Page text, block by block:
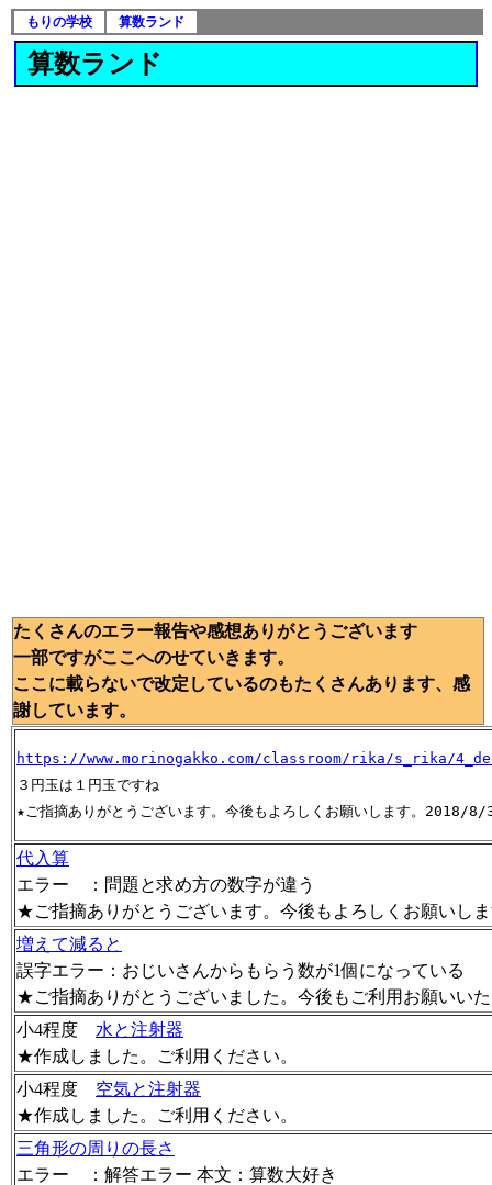
もりの学校 算数ランド
算数ランド
たくさんのエラー報告や感想ありがとうございます
一部ですがここへのせていきます。
ここに載らないで改定しているのもたくさんあります、感
謝しています。
https://www.morinogakko.com/classroom/rika/s_rika/
３円玉は１円玉ですね
★ご指摘ありがとうございます。今後もよろしくお願いします。
代入算
エラー ：問題と求め方の数字が違う
★ご指摘ありがとうございます。今後もよろしくお願いしま
増えて減ると
誤字エラー：おじいさんからもらう数が1個になっている
★ご指摘ありがとうございました。今後もご利用お願いい
小4程度 水と注射器
★作成しました。ご利用ください。
小4程度 空気と注射器
★作成しました。ご利用ください。
三角形の周りの長さ
エラー ：解答エラー 本文：算数大好き